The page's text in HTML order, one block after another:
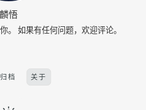
麟悟
。 如果有任何问题，欢迎评论。
归档 关于